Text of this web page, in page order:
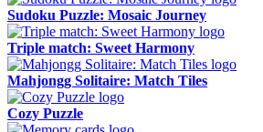
Sudoku Puzzle: Mosaic Journey
Triple match: Sweet Harmony
Mahjongg Solitaire: Match Tiles
Cozy Puzzle